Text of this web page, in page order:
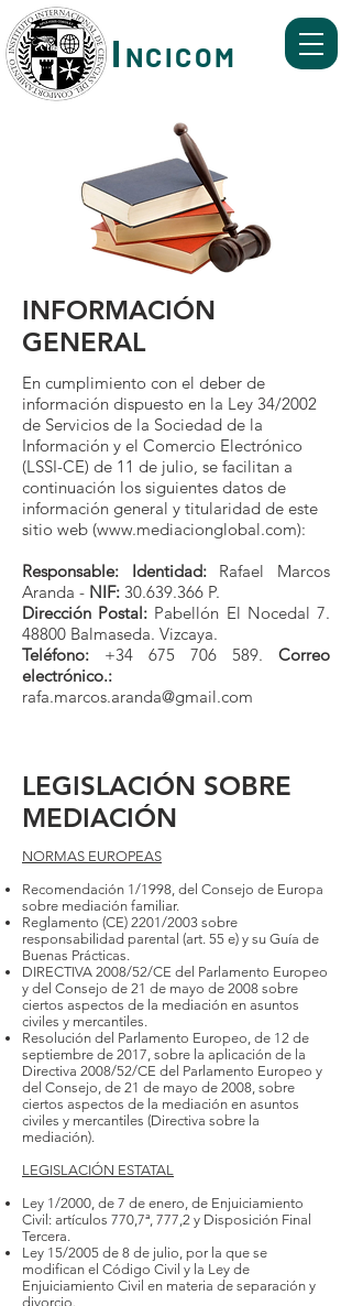
I NCICOM
INFORMACIÓN
GENERAL
En cumplimiento con el deber de
información dispuesto en la Ley 34/2002
de Servicios de la Sociedad de la
Información y el Comercio Electrónico
(LSSI-CE) de 11 de julio, se facilitan a
continuación los siguientes datos de
información general y titularidad de este
sitio web (www.mediacionglobal.com):
Responsable: Identidad:Rafael Marcos
Aranda - NIF: 30.639.366 P.
Dirección Postal: Pabellón El Nocedal 7.
48800 Balmaseda. Vizcaya.
Teléfono:
+34 675 706 589. Correo
electrónico.:
rafa.marcos.aranda@gmail.com
LEGISLACIÓN SOBRE
MEDIACIÓN
NORMAS EUROPEAS
Recomendación 1/1998, del Consejo de Europa
sobre mediación familiar.
Reglamento (CE) 2201/2003 sobre
responsabilidad parental (art. 55 e) y su Guía de
Buenas Prácticas.
DIRECTIVA 2008/52/CE del Parlamento Europeo
y del Consejo de 21 de mayo de 2008 sobre
ciertos aspectos de la mediación en asuntos
civiles y mercantiles.
Resolución del Parlamento Europeo, de 12 de
septiembre de 2017, sobre la aplicación de la
Directiva 2008/52/CE del Parlamento Europeo y
del Consejo, de 21 de mayo de 2008, sobre
ciertos aspectos de la mediación en asuntos
civiles y mercantiles (Directiva sobre la
mediación).
LEGISLACIÓN ESTATAL
Ley 1/2000, de 7 de enero, de Enjuiciamiento
Civil: artículos 770,7ª, 777,2 y Disposición Final
Tercera.
Ley 15/2005 de 8 de julio, por la que se
modifican el Código Civil y la Ley de
Enjuiciamiento Civil en materia de separación y
divorcio.